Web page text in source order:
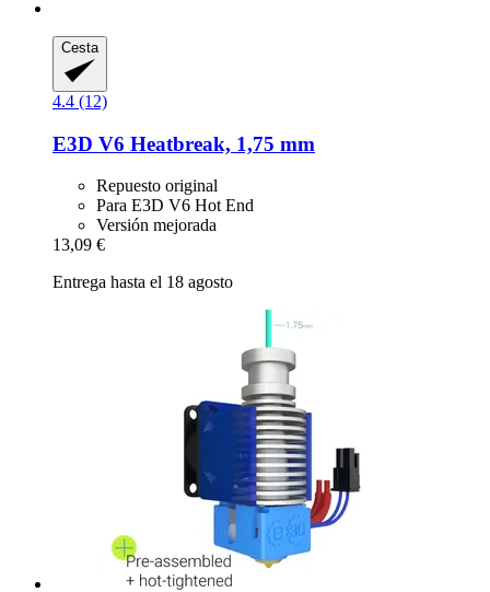
Cesta
4.4 (12)
E3D V6 Heatbreak, 1,75 mm
Repuesto original
Para E3D V6 Hot End
Versión mejorada
13,09 €
Entrega hasta el 18 agosto